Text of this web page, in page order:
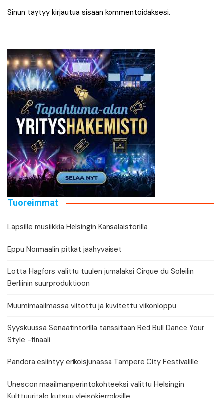
Sinun täytyy kirjautua sisään kommentoidaksesi.
Tuoreimmat
Lapsille musiikkia Helsingin Kansalaistorilla
Eppu Normaalin pitkät jäähyväiset
Lotta Hagfors valittu tuulen jumalaksi Cirque du Soleilin
Berliinin suurproduktioon
Muumimaailmassa viitottu ja kuvitettu viikonloppu
Syyskuussa Senaatintorilla tanssitaan Red Bull Dance Your
Style -finaali
Pandora esiintyy erikoisjunassa Tampere City Festivalille
Unescon maailmanperintökohteeksi valittu Helsingin